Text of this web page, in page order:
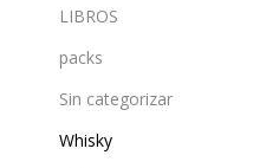
LIBROS
packs
Sin categorizar
Whisky